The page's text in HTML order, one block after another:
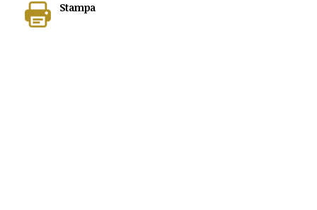
Stampa